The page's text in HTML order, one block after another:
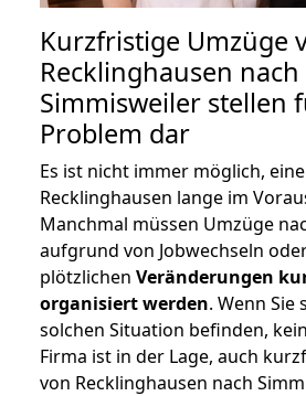
Kurzfristige Umzüge
Recklinghausen nach
Simmisweiler stellen
Problem dar
Es ist nicht immer möglich,
Recklinghausen lange im
Manchmal müssen Umzüge
aufgrund von Jobwechseln
plötzlichen Veränderungen
organisiert werden. Wenn Sie
solchen Situation befinden,
Firma ist in der Lage, auch
von Recklinghausen nach